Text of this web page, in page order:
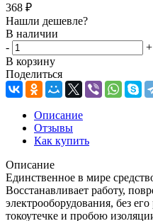
368 ₽
Нашли дешевле?
В наличии
-
+
В корзину
Поделиться
Описание
Отзывы
Как купить
Описание
Единственное в мире
Восстанавливает работу,
электрооборудования, без
токоутечке и пробою